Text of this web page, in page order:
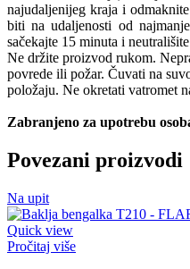
najudaljenijeg kraja i
biti na udaljenosti od
sačekajte 15 minuta i
Ne držite proizvod rukom.
povrede ili požar. Čuvati na
položaju. Ne okretati vatromet
Zabranjeno za upotrebu
Povezani proizvodi
Na upit
Quick view
Pročitaj više